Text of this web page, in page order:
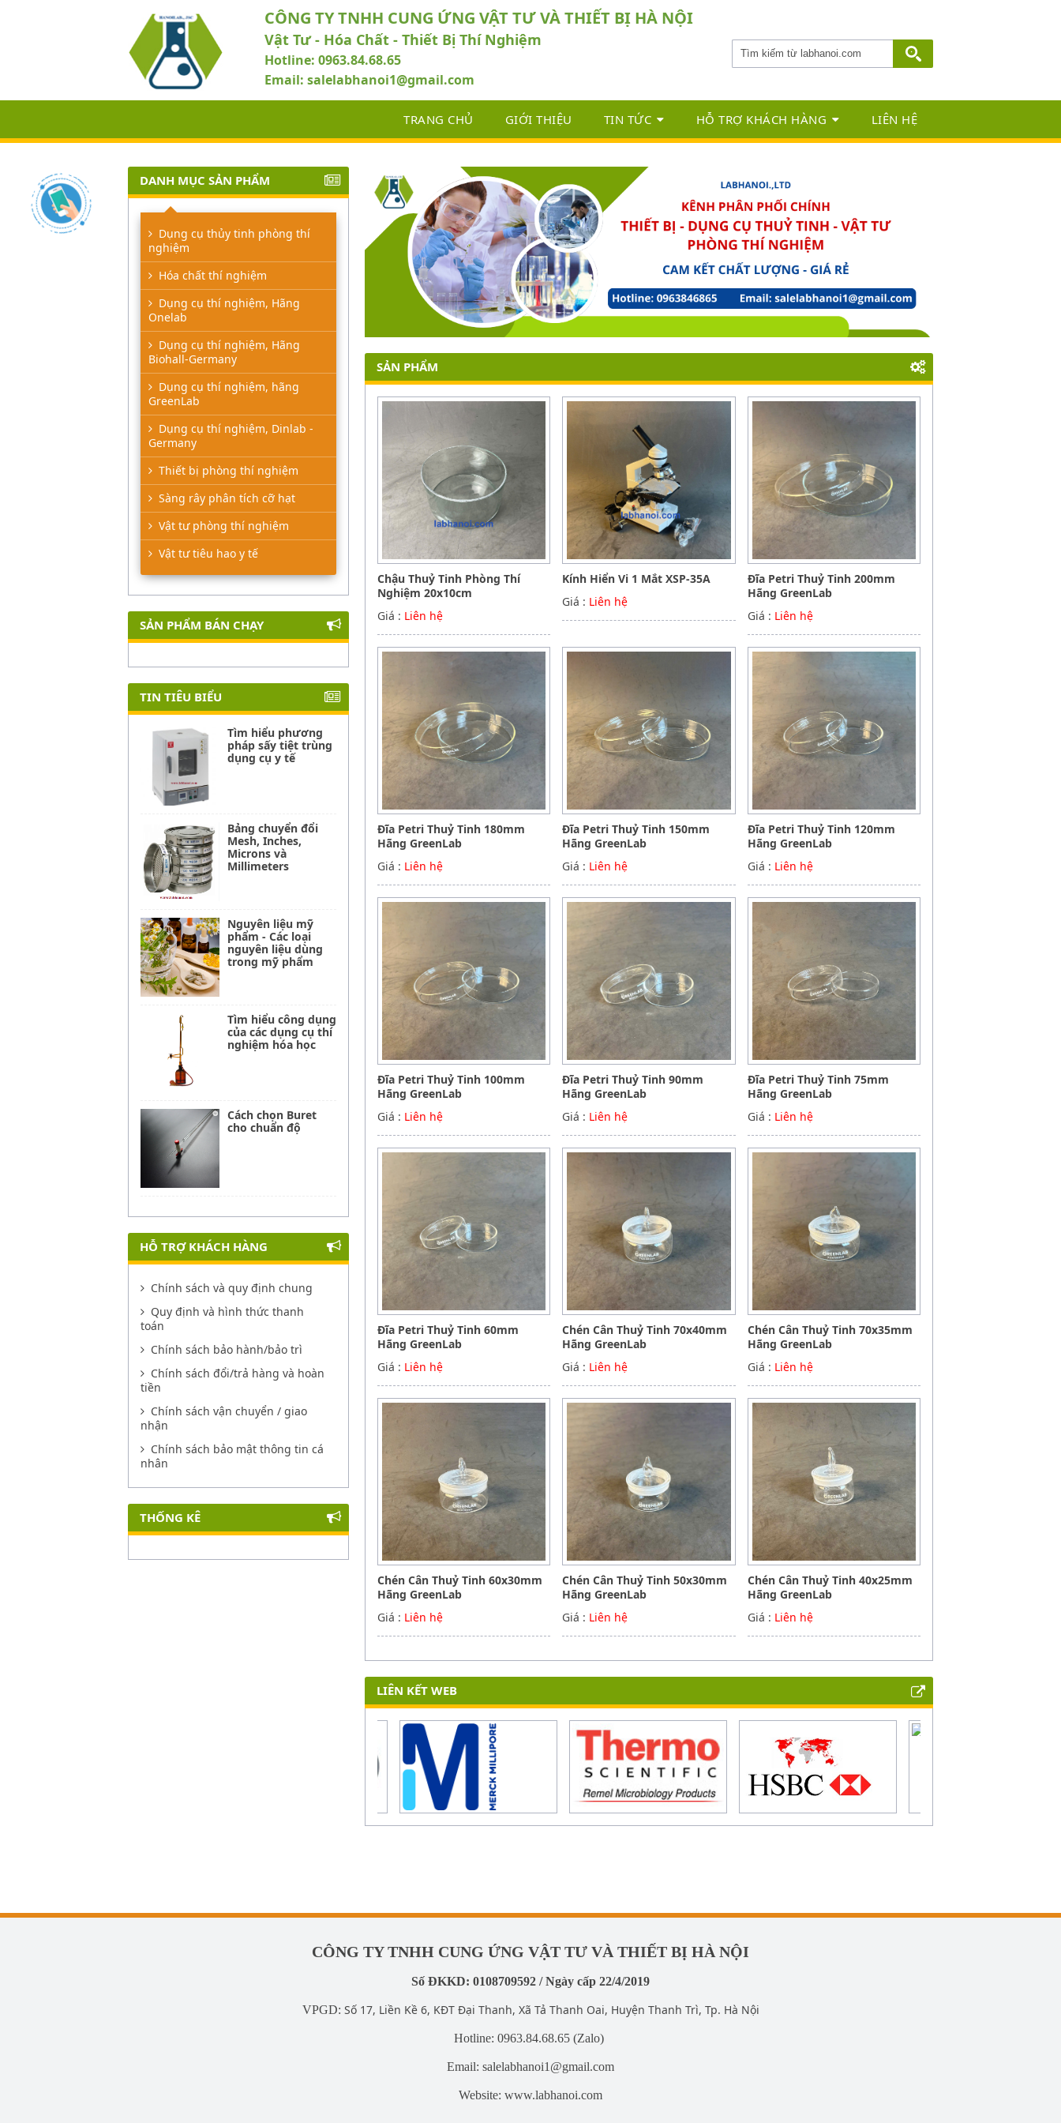
CÔNG TY TNHH CUNG ỨNG VẬT TƯ VÀ THIẾT BỊ HÀ NỘI
Vật Tư - Hóa Chất - Thiết Bị Thí Nghiệm
Hotline: 0963.84.68.65
Email: salelabhanoi1@gmail.com
TRANG CHỦ GIỚI THIỆU TIN TỨC HỖ TRỢ KHÁCH HÀNG LIÊN HỆ
SẢN PHẨM
Chậu Thuỷ Tinh Phòng Thí
Nghiệm 20x10cm
Giá : Liên hệ
Kính Hiển Vi 1 Mắt XSP-35A
Giá : Liên hệ
Đĩa Petri Thuỷ Tinh 200mm
Hãng GreenLab
Giá : Liên hệ
Đĩa Petri Thuỷ Tinh 180mm
Hãng GreenLab
Giá : Liên hệ
Đĩa Petri Thuỷ Tinh 150mm
Hãng GreenLab
Giá : Liên hệ
Đĩa Petri Thuỷ Tinh 120mm
Hãng GreenLab
Giá : Liên hệ
Đĩa Petri Thuỷ Tinh 100mm
Hãng GreenLab
Giá : Liên hệ
Đĩa Petri Thuỷ Tinh 90mm
Hãng GreenLab
Giá : Liên hệ
Đĩa Petri Thuỷ Tinh 75mm
Hãng GreenLab
Giá : Liên hệ
Đĩa Petri Thuỷ Tinh 60mm
Hãng GreenLab
Giá : Liên hệ
Chén Cân Thuỷ Tinh 70x40mm
Hãng GreenLab
Giá : Liên hệ
Chén Cân Thuỷ Tinh 70x35mm
Hãng GreenLab
Giá : Liên hệ
Chén Cân Thuỷ Tinh 60x30mm
Hãng GreenLab
Giá : Liên hệ
Chén Cân Thuỷ Tinh 50x30mm
Hãng GreenLab
Giá : Liên hệ
Chén Cân Thuỷ Tinh 40x25mm
Hãng GreenLab
Giá : Liên hệ
LIÊN KẾT WEB
DANH MỤC SẢN PHẨM
Dụng cụ thủy tinh phòng thí
nghiệm
Hóa chất thí nghiệm
Dụng cụ thí nghiệm, Hãng
Onelab
Dụng cụ thí nghiệm, Hãng
Biohall-Germany
Dụng cụ thí nghiệm, hãng
GreenLab
Dụng cụ thí nghiệm, Dinlab -
Germany
Thiết bị phòng thí nghiệm
Sàng rây phân tích cỡ hạt
Vật tư phòng thí nghiệm
Vật tư tiêu hao y tế
SẢN PHẨM BÁN CHẠY
TIN TIÊU BIỂU
Tìm hiểu phương
pháp sấy tiệt trùng
dụng cụ y tế
Bảng chuyển đổi
Mesh, Inches,
Microns và
Millimeters
Nguyên liệu mỹ
phẩm - Các loại
nguyên liệu dùng
trong mỹ phẩm
Tìm hiểu công dụng
của các dụng cụ thí
nghiệm hóa học
Cách chọn Buret
cho chuẩn độ
HỖ TRỢ KHÁCH HÀNG
Chính sách và quy định chung
Quy định và hình thức thanh
toán
Chính sách bảo hành/bảo trì
Chính sách đổi/trả hàng và hoàn
tiền
Chính sách vận chuyển / giao
nhận
Chính sách bảo mật thông tin cá
nhân
THỐNG KÊ
CÔNG TY TNHH CUNG ỨNG VẬT TƯ VÀ THIẾT BỊ HÀ NỘI
Số ĐKKD: 0108709592 / Ngày cấp 22/4/2019
VPGD: Số 17, Liền Kề 6, KĐT Đại Thanh, Xã Tả Thanh Oai, Huyện Thanh Trì, Tp. Hà Nội
Hotline: 0963.84.68.65 (Zalo)
Email: salelabhanoi1@gmail.com
Website: www.labhanoi.com